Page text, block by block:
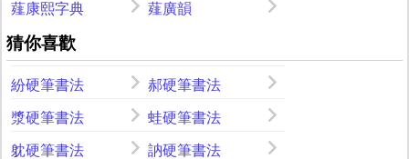
薤康熙字典 薤廣韻
猜你喜歡
紛硬筆書法 郝硬筆書法
漿硬筆書法 蛙硬筆書法
躭硬筆書法 訥硬筆書法